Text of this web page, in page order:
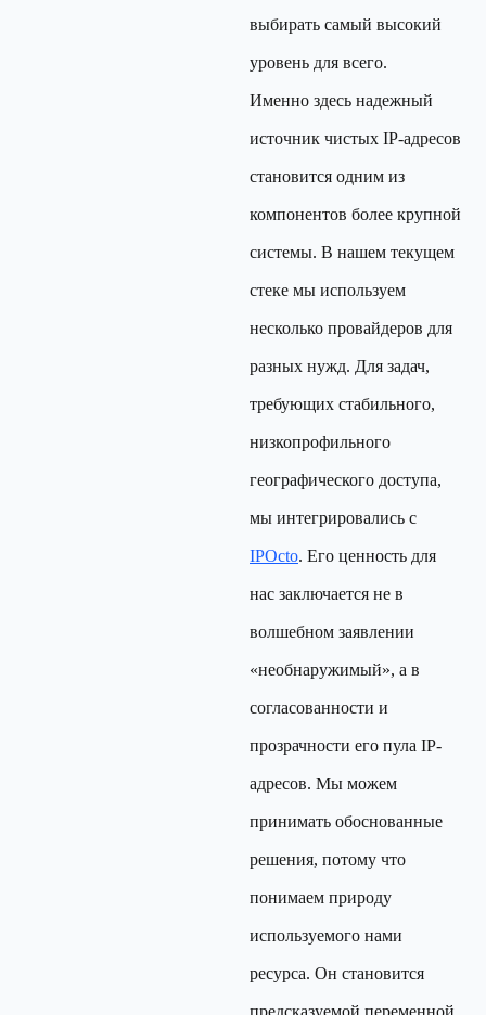
выбирать самый высокий
уровень для всего.
Именно здесь надежный
источник чистых IP-адресов
становится одним из
компонентов более крупной
системы. В нашем текущем
стеке мы используем
несколько провайдеров для
разных нужд. Для задач,
требующих стабильного,
низкопрофильного
географического доступа,
мы интегрировались с
IPOcto. Его ценность для
нас заключается не в
волшебном заявлении
«необнаружимый», а в
согласованности и
прозрачности его пула IP-
адресов. Мы можем
принимать обоснованные
решения, потому что
понимаем природу
используемого нами
ресурса. Он становится
предсказуемой переменной